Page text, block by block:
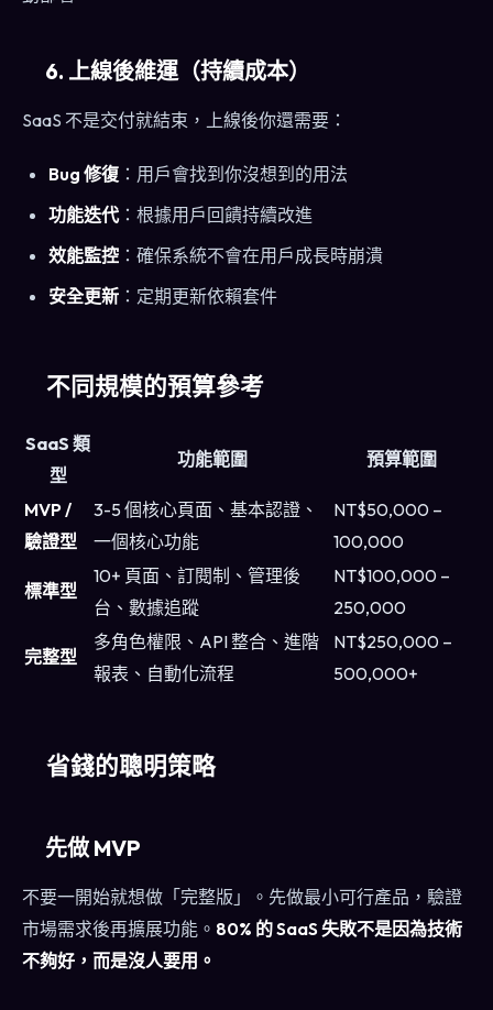
6. 上線後維運（持續成本）
SaaS 不是交付就結束，上線後你還需要：
Bug 修復 ：用戶會找到你沒想到的用法
功能迭代：根據用戶回饋持續改進
效能監控 ：確保系統不會在用戶成長時崩潰
安全更新 ：定期更新依賴套件
不同規模的預算參考
SaaS 類
型
功能範圍 預算範圍
MVP /
驗證型
3-5 個核心頁面、基本認證、
一個核心功能
NT$50,000 –
100,000
標準型
10+ 頁面、訂閱制、管理後
台、數據追蹤
NT$100,000 –
250,000
完整型
多角色權限、API 整合、進階
報表、自動化流程
NT$250,000 –
500,000+
省錢的聰明策略
先做 MVP
不要一開始就想做「完整版」。先做最小可行產品，驗證
市場需求後再擴展功能。 80% 的 SaaS 失敗不是因為技術
不夠好，而是沒人要用。